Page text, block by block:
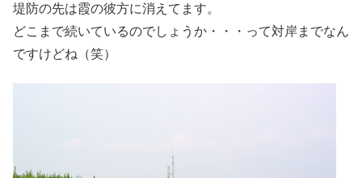
堤防の先は霞の彼方に消えてます。
どこまで続いているのでしょうか・・・って対岸までなん
ですけどね（笑）